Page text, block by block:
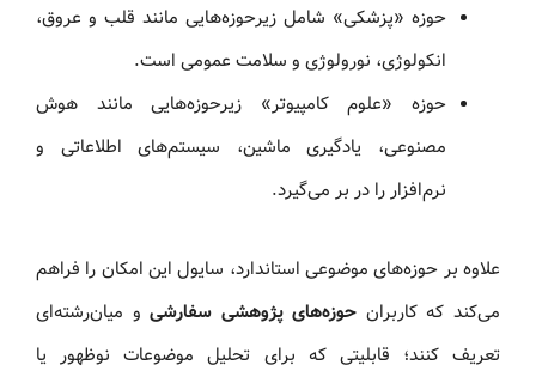
حوزه «پزشکی» شامل زیرحوزه‌هایی مانند قلب و عروق،
انکولوژی، نورولوژی و سلامت عمومی است.
حوزه «علوم کامپیوتر» زیرحوزه‌هایی مانند هوش
مصنوعی، یادگیری ماشین، سیستم‌های اطلاعاتی و
نرم‌افزار را در بر می‌گیرد.
علاوه بر حوزه‌های موضوعی استاندارد، سایول این امکان را فراهم
می‌کند که کاربران حوزه‌های پژوهشی سفارشیو میان‌رشته‌ای
تعریف کنند؛ قابلیتی که برای تحلیل موضوعات نوظهور یا